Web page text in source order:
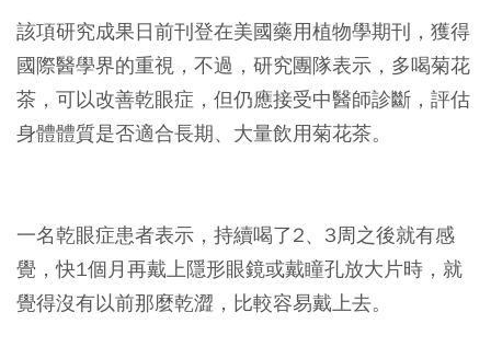
該項研究成果日前刊登在美國藥用植物學期刊，獲得
國際醫學界的重視，不過，研究團隊表示，多喝菊花
茶，可以改善乾眼症，但仍應接受中醫師診斷，評估
身體體質是否適合長期、大量飲用菊花茶。
一名乾眼症患者表示，持續喝了2、3周之後就有感
覺，快1個月再戴上隱形眼鏡或戴瞳孔放大片時，就
覺得沒有以前那麼乾澀，比較容易戴上去。